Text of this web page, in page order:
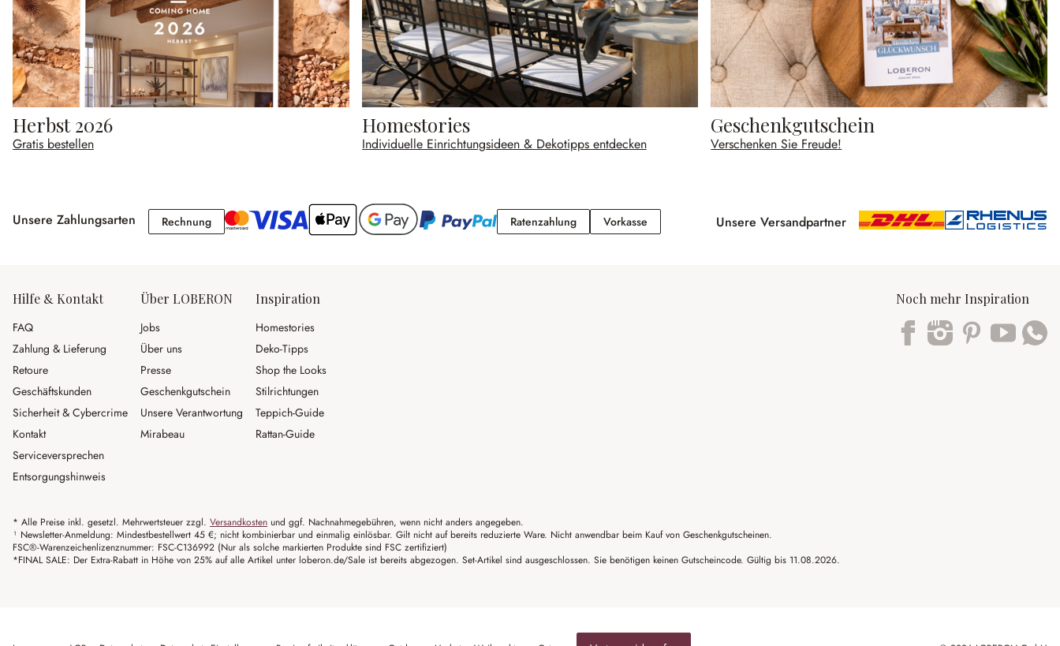
Herbst 2026
Gratis bestellen
Homestories
Individuelle Einrichtungsideen & Dekotipps entdecken
Geschenkgutschein
Verschenken Sie Freude!
Unsere Zahlungsarten RechnungRechnung RatenzahlungRatenzahlung
VorkasseVorkasse Unsere Versandpartner
Hilfe & Kontakt
FAQ
Zahlung & Lieferung
Retoure
Geschäftskunden
Sicherheit & Cybercrime
Kontakt
Serviceversprechen
Entsorgungshinweis
Über LOBERON
Jobs
Über uns
Presse
Geschenkgutschein
Unsere Verantwortung
Mirabeau
Inspiration
Homestories
Deko-Tipps
Shop the Looks
Stilrichtungen
Teppich-Guide
Rattan-Guide
Noch mehr Inspiration
* Alle Preise inkl. gesetzl. Mehrwertsteuer zzgl. Versandkosten und ggf. Nachnahmegebühren, wenn nicht anders angegeben.
¹ Newsletter-Anmeldung: Mindestbestellwert 45 €; nicht kombinierbar und einmalig einlösbar. Gilt nicht auf bereits reduzierte Ware. Nicht anwendbar beim Kauf von Geschenkgutscheinen.
FSC®-Warenzeichenlizenznummer: FSC-C136992 (Nur als solche markierten Produkte sind FSC zertifiziert)
*FINAL SALE: Der Extra-Rabatt in Höhe von 25% auf alle Artikel unter loberon.de/Sale ist bereits abgezogen. Set-Artikel sind ausgeschlossen. Sie benötigen keinen Gutscheincode. Gültig bis 11.08.2026.